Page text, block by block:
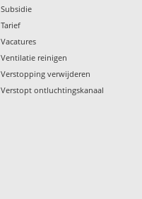
Subsidie
Tarief
Vacatures
Ventilatie reinigen
Verstopping verwijderen
Verstopt ontluchtingskanaal